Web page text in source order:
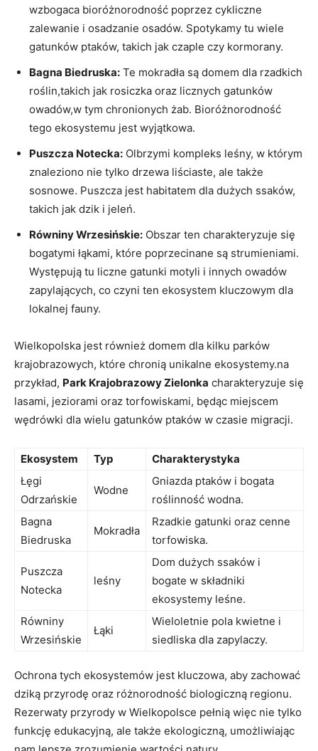
wzbogaca bioróżnorodność poprzez ​cykliczne
zalewanie i osadzanie osadów. Spotykamy ‍tu ​wiele
gatunków ptaków, takich jak czaple⁣ czy kormorany.
Bagna Biedruska: Te mokradła są domem dla rzadkich‌
roślin,takich jak ‍rosiczka ‌oraz⁤ licznych gatunków
owadów,w tym ‍chronionych żab. Bioróżnorodność
tego ekosystemu jest wyjątkowa.
Puszcza Notecka: Olbrzymi kompleks leśny, w⁣ którym
znaleziono ‌nie tylko drzewa liściaste, ale także
sosnowe. Puszcza jest habitatem dla dużych ssaków,
takich‍ jak dzik i jeleń.
Równiny Wrzesińskie: Obszar ten charakteryzuje się
bogatymi łąkami, które poprzecinane są strumieniami.⁣
Występują tu liczne ⁢gatunki motyli i innych owadów
zapylających,‌ co czyni ⁣ten ekosystem kluczowym dla
lokalnej fauny.
Wielkopolska jest również domem dla ​kilku parków
krajobrazowych, które chronią unikalne ekosystemy.na
przykład,‌ Park Krajobrazowy Zielonka charakteryzuje się
lasami, jeziorami oraz torfowiskami, będąc miejscem
wędrówki dla wielu ⁢gatunków ptaków w ⁢czasie migracji.
Ekosystem Typ
Charakterystyka
Łęgi
Odrzańskie
Wodne
Gniazda ptaków⁤ i bogata
roślinność wodna.
Bagna
⁢Biedruska
Mokradła
Rzadkie gatunki⁣ oraz cenne
⁤torfowiska.
Puszcza
Notecka
leśny
Dom dużych ssaków i
bogate w składniki
ekosystemy ‍leśne.
Równiny
Wrzesińskie
Łąki
Wieloletnie ​pola kwietne i
siedliska dla zapylaczy.
Ochrona tych ekosystemów jest kluczowa, ‍aby zachować
dziką przyrodę oraz różnorodność biologiczną regionu.
Rezerwaty przyrody w Wielkopolsce pełnią więc nie tylko
funkcję edukacyjną, ale także ekologiczną, umożliwiając